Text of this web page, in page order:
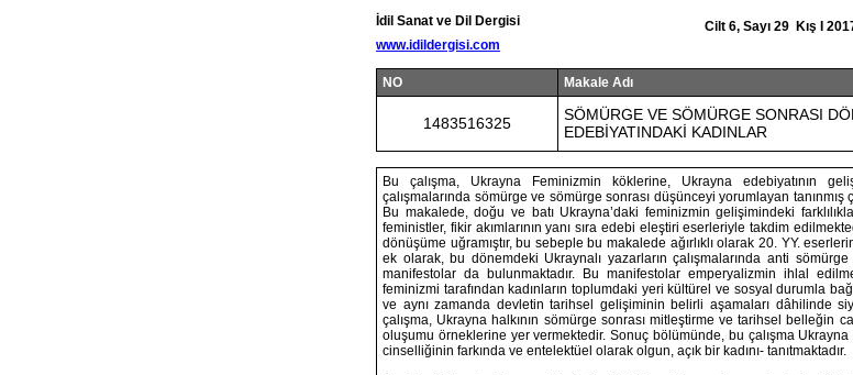
İdil Sanat ve Dil Dergisi
www.idildergisi.com
Cilt 6, Sayı 29 Kış I
NO Makale Adı
1483516325
SÖMÜRGE VE SÖMÜRGE SONRASI
EDEBİYATINDAKİ KADINLAR
Bu çalışma, Ukrayna Feminizmin köklerine, Ukrayna edebiyatının
çalışmalarında sömürge ve sömürge sonrası düşünceyi yorumlayan
Bu makalede, doğu ve batı Ukrayna’daki feminizmin gelişimindeki
feministler, fikir akımlarının yanı sıra edebi eleştiri eserleriyle takdim
dönüşüme uğramıştır, bu sebeple bu makalede ağırlıklı olarak 20. YY.
ek olarak, bu dönemdeki Ukraynalı yazarların çalışmalarında anti
manifestolar da bulunmaktadır. Bu manifestolar emperyalizmin ihlal
feminizmi tarafından kadınların toplumdaki yeri kültürel ve sosyal durumla
ve aynı zamanda devletin tarihsel gelişiminin belirli aşamaları dâhilinde
çalışma, Ukrayna halkının sömürge sonrası mitleştirme ve tarihsel belleğin
oluşumu örneklerine yer vermektedir. Sonuç bölümünde, bu çalışma Ukrayna
cinselliğinin farkında ve entelektüel olarak olgun, açık bir kadını- tanıtmaktadır.